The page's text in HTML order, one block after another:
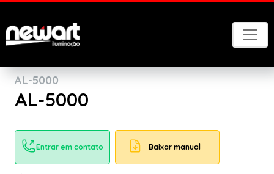
AL-5000​
AL-5000
Entrar em contato Baixar manual